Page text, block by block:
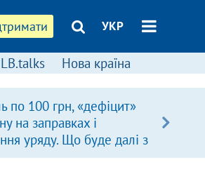
УКР
LB.talks Нова країна
по 100 грн, «дефіцит»
на заправках і
уряду. Що буде далі з
на пальне?